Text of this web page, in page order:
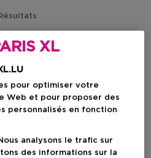
XL
pour optimiser votre
Web et pour proposer des
personnalisés en fonction
analysons le trafic sur
des informations sur la